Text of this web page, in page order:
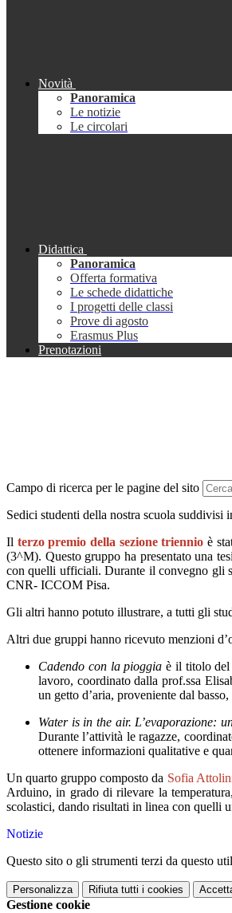
Novità
Panoramica
Le notizie
Le circolari
Didattica
Panoramica
Offerta formativa
Le schede didattiche
I progetti delle classi
Prove di agosto
Erasmus Plus
Prenotazioni
Campo di ricerca per le pagine del sito
Sedici studenti della nostra scuola
Il terzo premio della sezione triennio è
(3^M). Questo gruppo ha presentato una
con quelli ufficiali. Durante il convegno gli
CNR- ICCOM Pisa.
Gli altri hanno potuto illustrare, a tutti gli
Altri due gruppi hanno ricevuto menzioni
Cadendo con la pioggiaè il titolo del
lavoro, coordinato dalla prof.ssa
un getto d’aria, proveniente dal basso,
Water isin the air. L’evaporazione:
Durante l’attività le ragazze,
ottenere informazioni qualitative e
Un quarto gruppo compostoda Sofia
Arduino, in grado di rilevare la
scolastici, dando risultati in linea con quelli
Notizie
Questo sito o gli strumenti terzi da questo
Personalizza Rifiuta tutti i cookies
Gestione cookie